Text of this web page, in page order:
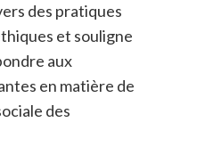
des pratiques
et souligne
aux
en matière de
des